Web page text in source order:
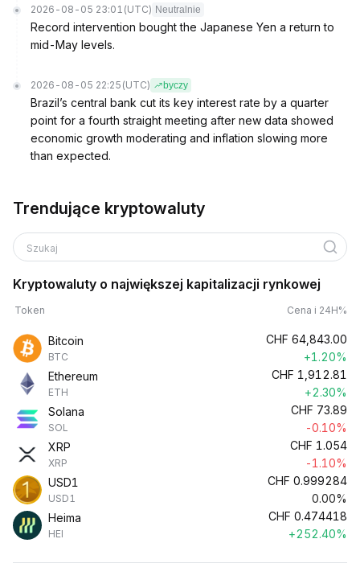
2026-08-05 23:01 (UTC) Neutralnie
Record intervention bought the Japanese Yen a return to
mid-May levels.
2026-08-05 22:25 (UTC) byczy
Brazil’s central bank cut its key interest rate by a quarter
point for a fourth straight meeting after new data showed
economic growth moderating and inflation slowing more
than expected.
Trendujące kryptowaluty
Szukaj
Kryptowaluty o największej kapitalizacji rynkowej
Token Cena i 24H%
Bitcoin
BTC
CHF 64,843.00
+1.20%
Ethereum
ETH
CHF 1,912.81
+2.30%
Solana
SOL
CHF 73.89
-0.10%
XRP
XRP
CHF 1.054
-1.10%
USD1
USD1
CHF 0.999284
0.00%
Heima
HEI
CHF 0.474418
+252.40%